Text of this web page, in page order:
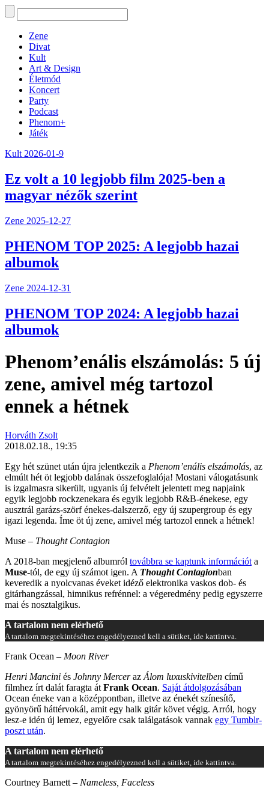
Zene
Divat
Kult
Art & Design
Életmód
Koncert
Party
Podcast
Phenom+
Játék
Kult 2026-01-9
Ez volt a 10 legjobb film 2025-ben a
magyar nézők szerint
Zene 2025-12-27
PHENOM TOP 2025: A legjobb hazai
albumok
Zene 2024-12-31
PHENOM TOP 2024: A legjobb hazai
albumok
Phenom’enális elszámolás: 5 új
zene, amivel még tartozol
ennek a hétnek
Horváth Zsolt
2018.02.18., 19:35
Egy hét szünet után újra jelentkezik a Phenom’enális elszámolás, az
elmúlt hét öt legjobb dalának összefoglalója! Mostani válogatásunk
is izgalmasra sikerült, ugyanis új felvételt jelentett meg napjaink
egyik legjobb rockzenekara és egyik legjobb R&B-énekese, egy
ausztrál garázs-szörf énekes-dalszerző, egy új szupergroup és egy
igazi legenda. Íme öt új zene, amivel még tartozol ennek a hétnek!
Muse – Thought Contagion
A 2018-ban megjelenő albumról továbbra se kaptunk információta
Muse-tól, de egy új számot igen. A Thought Contagionban
keveredik a nyolcvanas éveket idéző elektronika vaskos dob- és
gitárhangzással, himnikus refrénnel: a végeredmény pedig egyszerre
mai és nosztalgikus.
A tartalom nem elérhető
A tartalom megtekintéséhez engedélyezned kell a sütiket, ide kattintva.
Frank Ocean – Moon River
Henri Mancini és Johnny MercerazÁlom luxuskivitelben című
filmhez írt dalát faragta átFrank Ocean. Saját átdolgozásában
Ocean éneke van a középpontban, illetve az énekét színesítő,
gyönyörű háttérvokál, amit egy halk gitár követ végig. Arról, hogy
lesz-e idén új lemez, egyelőre csak találgatások vannak egy Tumblr-
poszt után.
A tartalom nem elérhető
A tartalom megtekintéséhez engedélyezned kell a sütiket, ide kattintva.
Courtney Barnett – Nameless, Faceless